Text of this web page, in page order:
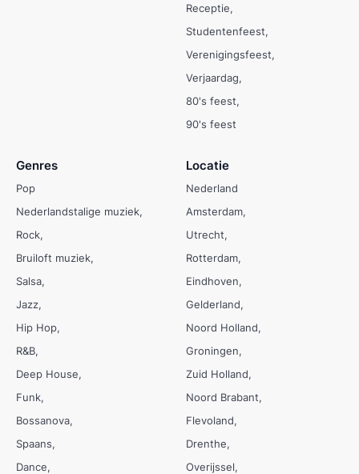
Receptie
Studentenfeest
Verenigingsfeest
Verjaardag
80's feest
90's feest
Genres
Pop
Nederlandstalige muziek
Rock
Bruiloft muziek
Salsa
Jazz
Hip Hop
R&B
Deep House
Funk
Bossanova
Spaans
Dance
Locatie
Nederland
Amsterdam
Utrecht
Rotterdam
Eindhoven
Gelderland
Noord Holland
Groningen
Zuid Holland
Noord Brabant
Flevoland
Drenthe
Overijssel